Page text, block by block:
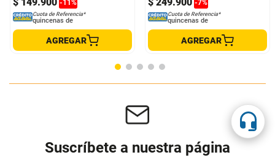
-11%
Cuota de Referencia*
quincenas de
AGREGAR
-7%
Cuota de Referencia*
quincenas de
AGREGAR
Suscríbete a nuestra página